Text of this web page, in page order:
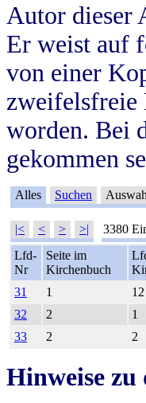
Autor dieser
Er weist auf
von einer
zweifelsfreie
worden. Bei
gekommen
Alles Suchen
|< < > >| 3380
Lfd-
Nr
Seite im
Kirchenbuch
31
1 12
32
2 1
33
2 2
Hinweise